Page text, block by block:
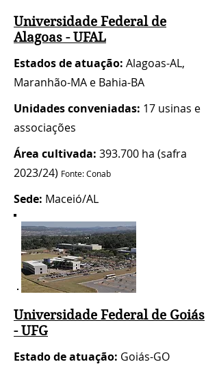
Universidade Federal de
Alagoas - UFAL
Estados de atuação: Alagoas-AL,
Maranhão-MA e Bahia-BA
Unidades conveniadas: 17 usinas e
associações
Área cultivada: 393.700 ha (safra
2023/24) Fonte: Conab
Sede: Maceió/AL
Universidade Federal de Goiás
- UFG
Estado de atuação: Goiás-GO